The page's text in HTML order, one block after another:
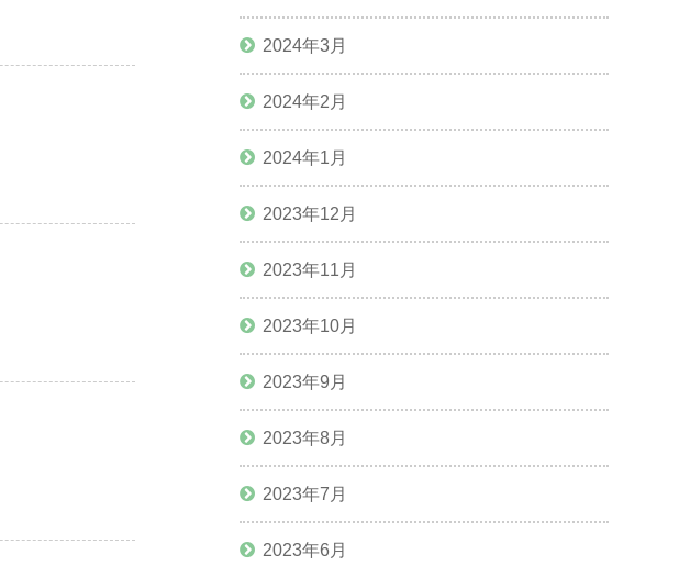
2024年3月
2024年2月
2024年1月
2023年12月
2023年11月
2023年10月
2023年9月
2023年8月
2023年7月
2023年6月